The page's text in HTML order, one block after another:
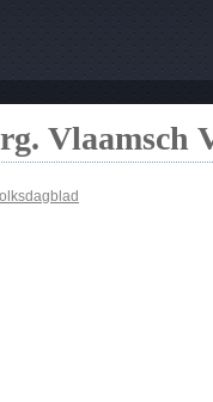
Vlaamsch